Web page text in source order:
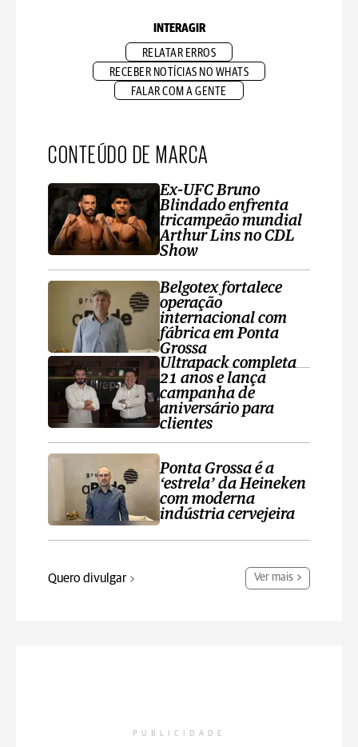
INTERAGIR
RELATAR ERROS
RECEBER NOTÍCIAS NO WHATS
FALAR COM A GENTE
CONTEÚDO DE MARCA
Ex-UFC Bruno
Blindado enfrenta
tricampeão mundial
Arthur Lins no CDL
Show
Belgotex fortalece
operação
internacional com
fábrica em Ponta
Grossa
Ultrapack completa
21 anos e lança
campanha de
aniversário para
clientes
Ponta Grossa é a
‘estrela’ da Heineken
com moderna
indústria cervejeira
Quero divulgar Ver mais
PUBLICIDADE